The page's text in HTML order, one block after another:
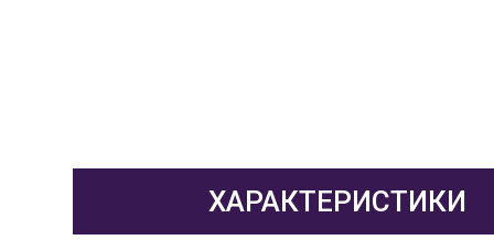
ХАРАКТЕРИСТИКИ